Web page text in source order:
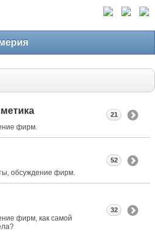
фирм.
21
обсуждение фирм.
52
фирм, как самой
32